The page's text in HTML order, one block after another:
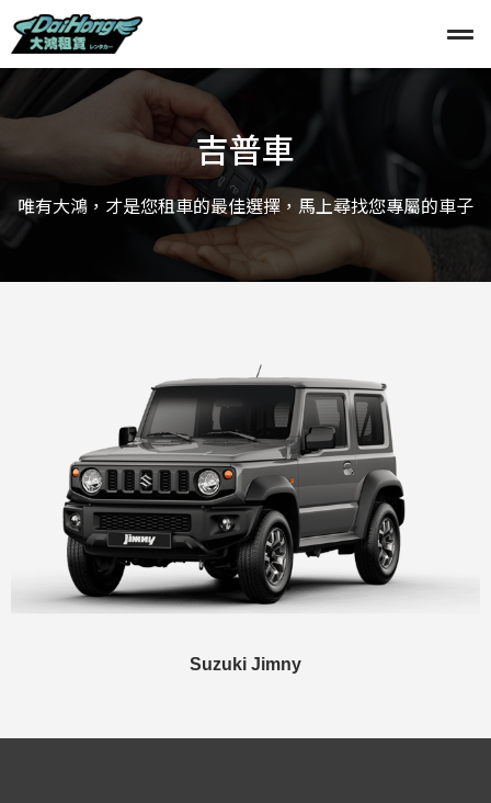
吉普車
唯有大鴻，才是您租車的最佳選擇，馬上尋找您專屬的車子
Suzuki Jimny